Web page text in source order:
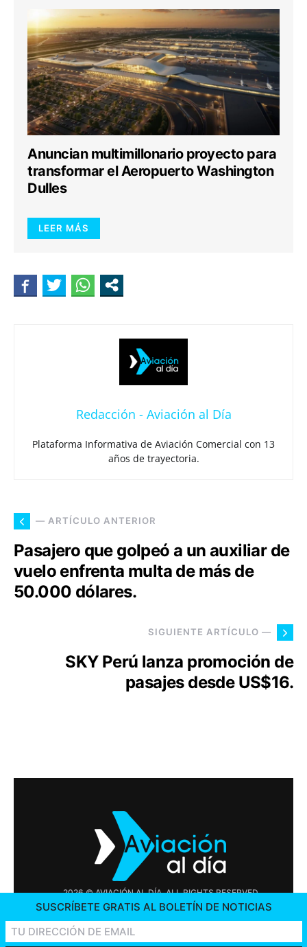
Anuncian multimillonario proyecto para
transformar el Aeropuerto Washington
Dulles
LEER MÁS
Redacción - Aviación al Día
Plataforma Informativa de Aviación Comercial con 13
años de trayectoria.
— ARTÍCULO ANTERIOR
Pasajero que golpeó a un auxiliar de
vuelo enfrenta multa de más de
50.000 dólares.
SIGUIENTE ARTÍCULO —
SKY Perú lanza promoción de
pasajes desde US$16.
2026 © AVIACIÓN AL DÍA. ALL RIGHTS RESERVED
OFERTAS DE TRABAJO
SUSCRÍBETE GRATIS AL BOLETÍN DE NOTICIAS